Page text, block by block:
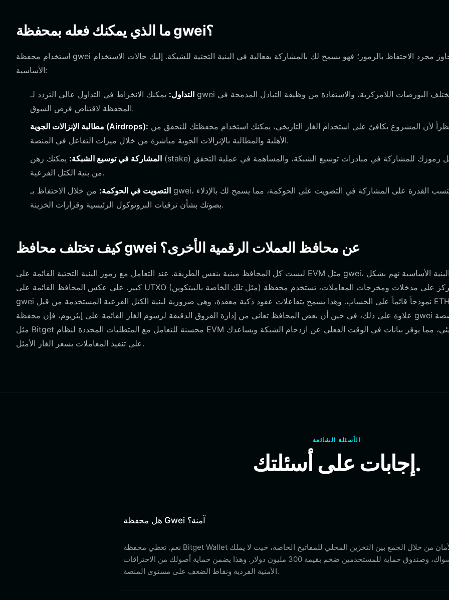
ما الذي يمكنك فعله بمحفظة gwei؟
استخدام محفظة gwei يتجاوز مجرد الاحتفاظ بالرموز؛ فهو يسمح لك بالمشاركة بفعالية في البنية التحتية للشبكة. إليك حالات الاستخدام
الأساسية:
التداول: يمكنك الانخراط في التداول عالي التردد لـ gwei عبر مختلف البورصات اللامركزية، والاستفادة من وظيفة التبادل المدمجة في
المحفظة لاقتناص فرص السوق.
مطالبة الإنزالات الجوية (Airdrops):
الأهلية والمطالبة بالإنزالات الجوية مباشرة من خلال ميزات التفاعل في المنصة.
المشاركة في توسيع الشبكة: يمكنك رهن (stake) أو قفل رموزك للمشاركة في مبادرات توسيع الشبكة، والمساهمة في عملية التحقق
من بنية الكتل الفرعية.
التصويت في الحوكمة: من خلال الاحتفاظ بـ gwei، تكتسب القدرة على المشاركة في التصويت على الحوكمة، مما يسمح لك بالإدلاء
بصوتك بشأن ترقيات البروتوكول الرئيسية وقرارات الخزينة.
كيف تختلف محافظ gwei عن محافظ العملات الرقمية الأخرى؟
ليست كل المحافظ مبنية بنفس الطريقة. عند التعامل مع رموز البنية التحتية القائمة على EVM مثل gwei، فإن البنية الأساسية تهم بشكل
كبير. على عكس المحافظ القائمة على UTXO (مثل تلك الخاصة بالبيتكوين) التي تركز على مدخلات ومخرجات المعاملات، تستخدم محفظة
gwei نموذجاً قائماً على الحساب. وهذا يسمح بتفاعلات عقود ذكية معقدة، وهي ضرورية لبنية الكتل الفرعية المستخدمة من قبل ETHGas.
علاوة على ذلك، في حين أن بعض المحافظ تعاني من إدارة الفروق الدقيقة لرسوم الغاز القائمة على إيثريوم، فإن محفظة gwei مخصصة
مثل Bitget محسنة للتعامل مع المتطلبات المحددة لنظام EVM البيئي، مما يوفر بيانات في الوقت الفعلي عن ازدحام الشبكة ويساعدك
على تنفيذ المعاملات بسعر الغاز الأمثل.
الأسئلة الشائعة
إجابات على أسئلتك.
هل محفظة Gwei آمنة؟
نعم. تعطي محفظة Bitget Wallet الأولوية للأمان من خلال الجمع بين التخزين المحلي للمفاتيح الخاصة، حيث لا يملك
المفاتيح سواك، وصندوق حماية للمستخدمين ضخم بقيمة 300 مليون دولار. وهذا يضمن حماية أصولك من الاختراقات
الأمنية الفردية ونقاط الضعف على مستوى المنصة.